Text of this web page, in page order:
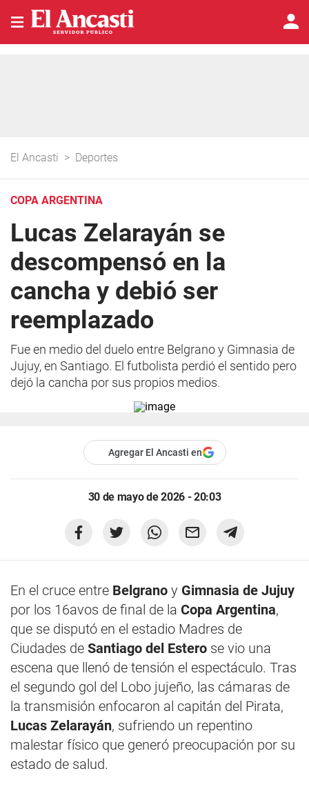
El Ancasti > Deportes
COPA ARGENTINA
Lucas Zelarayán se
descompensó en la
cancha y debió ser
reemplazado
Fue en medio del duelo entre Belgrano y Gimnasia de
Jujuy, en Santiago. El futbolista perdió el sentido pero
dejó la cancha por sus propios medios.
Agregar El Ancasti en
30 de mayo de 2026 - 20:03
En el cruce entre Belgrano y Gimnasia de Jujuy
por los 16avos de final de la Copa Argentina,
que se disputó en el estadio Madres de
Ciudades de Santiago del Estero se vio una
escena que llenó de tensión el espectáculo. Tras
el segundo gol del Lobo jujeño, las cámaras de
la transmisión enfocaron al capitán del Pirata,
Lucas Zelarayán, sufriendo un repentino
malestar físico que generó preocupación por su
estado de salud.